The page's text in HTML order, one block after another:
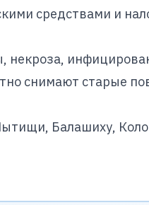
средствами и
некроза,
снимают старые
Балашиху,